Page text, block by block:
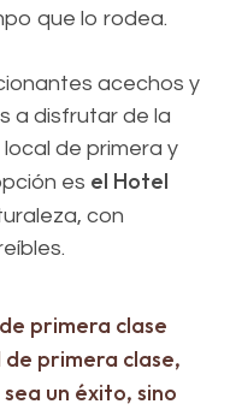
que lo rodea.
acechos y
a disfrutar de la
de primera y
es el Hotel
con
primera clase
primera clase,
un éxito, sino